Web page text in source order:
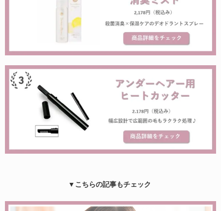
▼こちらの記事もチェック